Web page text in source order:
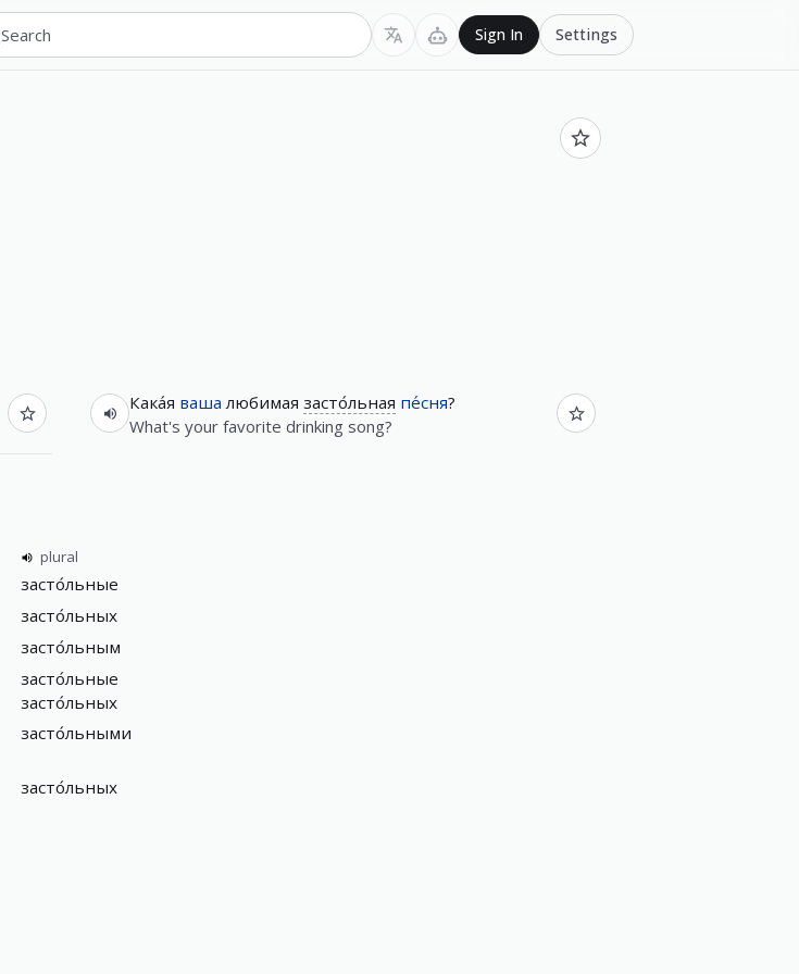
Sign In Settings
Кака́я ваша любимая засто́льная пе́сня?
What's your favorite drinking song?
plural
засто́льные
засто́льных
засто́льным
засто́льные
засто́льных
засто́льными
засто́льных